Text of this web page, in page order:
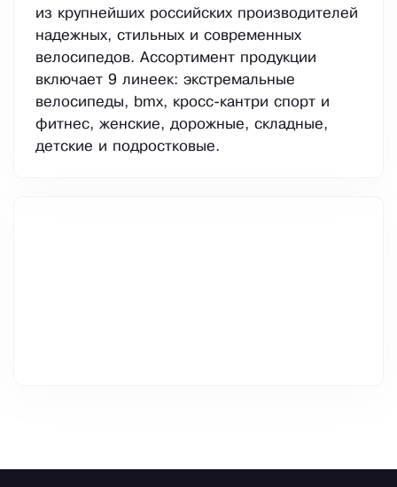
из крупнейших российских производителей
надежных, стильных и современных
велосипедов. Ассортимент продукции
включает 9 линеек: экстремальные
велосипеды, bmx, кросс-кантри спорт и
фитнес, женские, дорожные, складные,
детские и подростковые.